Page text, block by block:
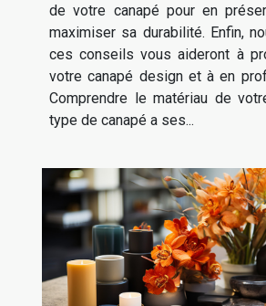
de votre canapé pour en
maximiser sa durabilité. Enfin,
ces conseils vous aideront à
votre canapé design et à en
Comprendre le matériau de
type de canapé a ses...